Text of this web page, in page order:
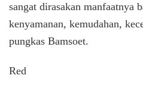
sangat dirasakan manfaatnya
kenyamanan, kemudahan,
pungkas Bamsoet.
Red